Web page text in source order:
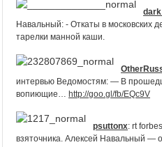
Навальный: - Откаты в московских
тарелки манной каши.
интервью Ведомостям: — В
вопиющие… http://goo.gl/fb/EQc9V
psuttonx: rt
взяточника. Алексей Навальный — о